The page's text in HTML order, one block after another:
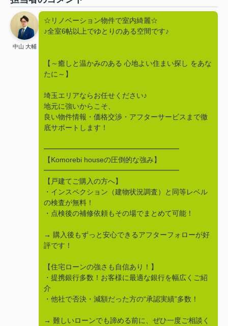
中山 大輔
☆リノベーション物件で室内綺麗☆
♪全室6帖以上でゆとりのある空間です♪
【～癒しと温かみのある 心地よい住まい探し をあな
たに～】
埼玉エリアならお任せください♪
地元に強いからこそ、
良い物件情報・価格交渉・アフターサービスまで徹
底サポートします！
━━━━━━━━━━━━━━━━━━━
【Komorebi houseの圧倒的な強み】
━━━━━━━━━━━━━━━━━━━
【戸建てご購入の方へ】
・インスペクション（建物状況調査）と同等レベル
の検査が無料！
・点検後の補修依頼もその場でまとめて可能！
→ 購入後もずっと安心できるアフターフォローが好
評です！
【住宅ローンの強さも自信あり！】
・提携銀行多数！お客様に最適な銀行を幅広くご紹
介
・他社で否決・減額だった方の“承認実績”多数！
→ 難しいローンでも諦める前に、ぜひ一度ご相談く